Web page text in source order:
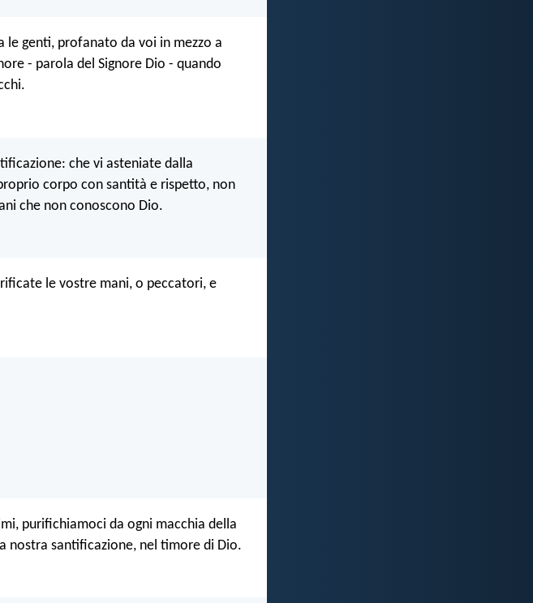
genti, profanato da voi in mezzo a
- parola del Signore Dio - quando
che vi asteniate dalla
corpo con santità e rispetto, non
che non conoscono Dio.
le vostre mani, o peccatori, e
purifichiamoci da ogni macchia della
nostra santificazione, nel timore di Dio.